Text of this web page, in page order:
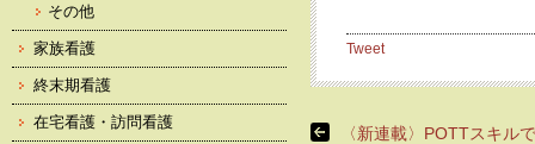
Tweet
〈新連載〉POTTスキル
その他
家族看護
終末期看護
在宅看護・訪問看護